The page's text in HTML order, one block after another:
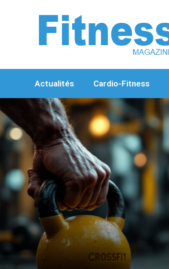
Actualités Cardio-Fitness